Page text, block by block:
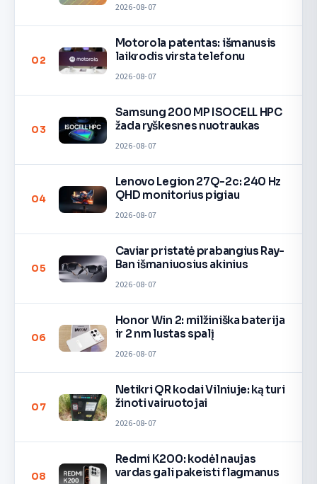
2026-08-07
02
Motorola patentas: išmanusis
laikrodis virsta telefonu
2026-08-07
03
Samsung 200 MP ISOCELL HPC
žada ryškesnes nuotraukas
2026-08-07
04
Lenovo Legion 27Q-2c: 240 Hz
QHD monitorius pigiau
2026-08-07
05
Caviar pristatė prabangius Ray-
Ban išmaniuosius akinius
2026-08-07
06
Honor Win 2: milžiniška baterija
ir 2 nm lustas spalį
2026-08-07
07
Netikri QR kodai Vilniuje: ką turi
žinoti vairuotojai
2026-08-07
08
Redmi K200: kodėl naujas
vardas gali pakeisti flagmanus